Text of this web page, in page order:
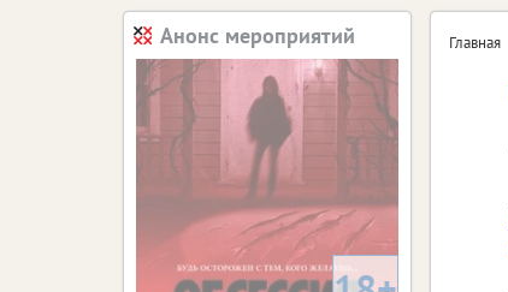
Главная
Анонс мероприятий